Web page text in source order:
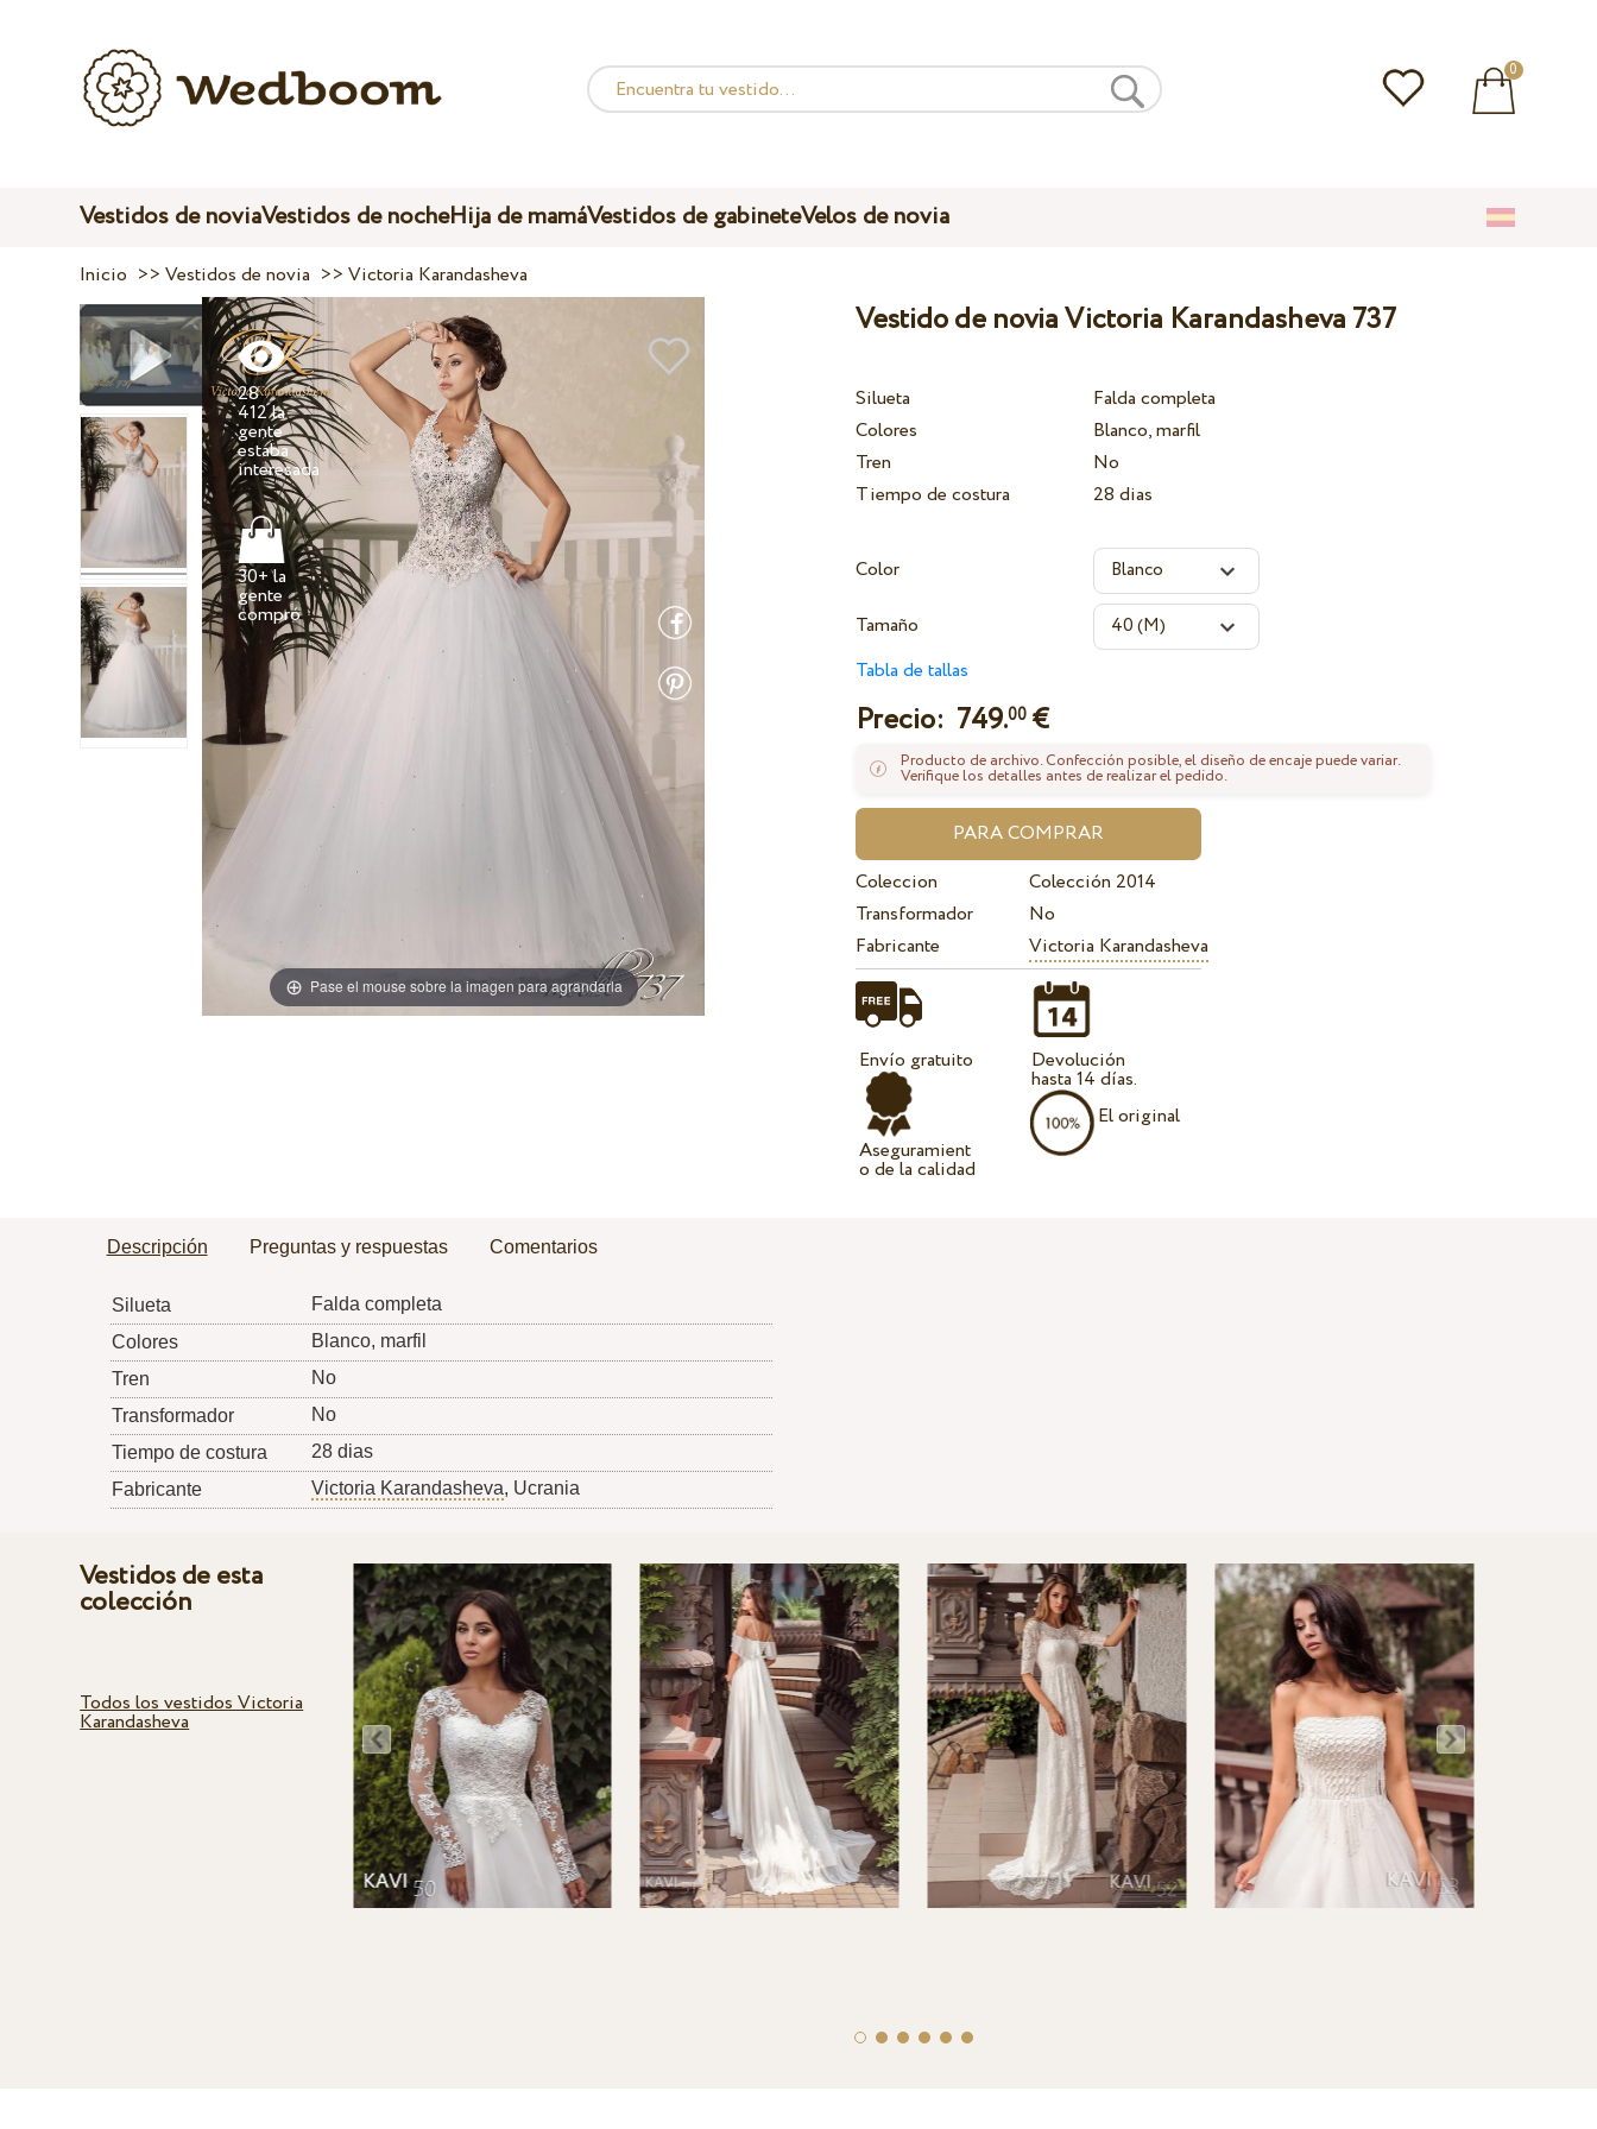
0
Vestidos de noviaVestidos de nocheHija de mamáVestidos de gabineteVelos de novia
Inicio >>Vestidos de novia >>Victoria Karandasheva
Pase el mouse sobre la imagen para agrandarla
28
412 la
gente
estaba
30+ la
gente
compró
Vestido de novia Victoria Karandasheva 737
Silueta
Falda completa
Colores
Blanco, marfil
Tren
No
Tiempo de costura
28 dias
Color
Tamaño
Tabla de tallas
Precio: 749.00 €
Producto de archivo. Confección posible, el diseño de encaje puede variar.
Verifique los detalles antes de realizar el pedido.
Coleccion
Colección 2014
Transformador
No
Fabricante
Victoria Karandasheva
Envío gratuito
Aseguramient
o de la calidad
Devolución
hasta 14 días.
El original
Descripción Preguntas y respuestas Comentarios
Silueta
Falda completa
Colores
Blanco, marfil
Tren
No
Transformador
No
Tiempo de costura
28 dias
Fabricante
Victoria Karandasheva, Ucrania
Vestidos de esta
colección
Todos los vestidos Victoria
Karandasheva